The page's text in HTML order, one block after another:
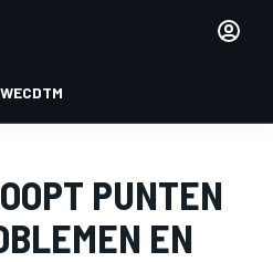
WECDTM
PUNTEN
EN